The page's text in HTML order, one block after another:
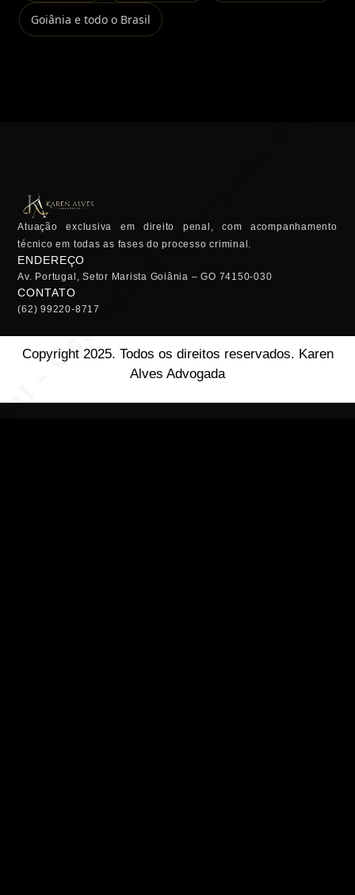
Goiânia e todo o Brasil
Atuação exclusiva em direito penal, com acompanhamento
técnico em todas as fases do processo criminal.
ENDEREÇO
Av. Portugal, Setor Marista Goiânia – GO 74150-030
CONTATO
(62) 99220-8717
Copyright 2025. Todos os direitos reservados. Karen
Alves Advogada